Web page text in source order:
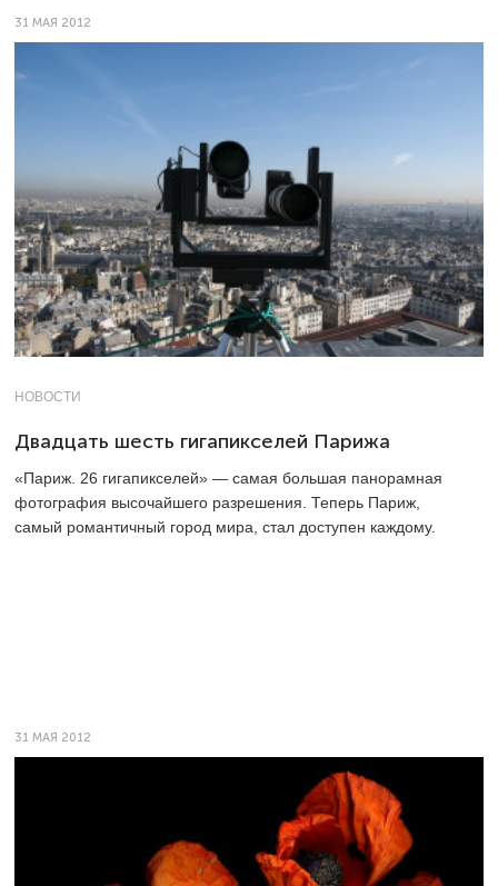
31 МАЯ 2012
НОВОСТИ
Двадцать шесть гигапикселей Парижа
«Париж. 26 гигапикселей» — самая большая панорамная
фотография высочайшего разрешения. Теперь Париж,
самый романтичный город мира, стал доступен каждому.
31 МАЯ 2012